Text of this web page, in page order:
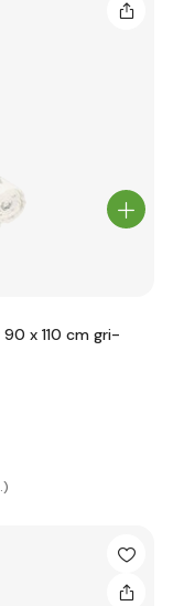
x 110 cm gri-